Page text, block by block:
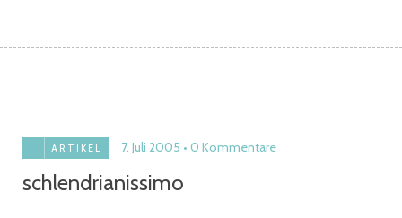
ARTIKEL 7. Juli 2005 0 Kommentare
schlendrianissimo